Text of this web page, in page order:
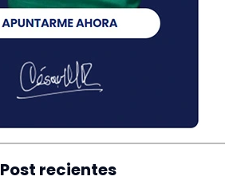
Post recientes